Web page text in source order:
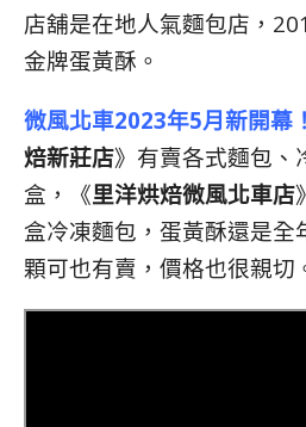
店舖是在地人氣麵包店，
金牌蛋黃酥。
微風北車2023年5月新開幕！
焙新莊店》有賣各式麵包、
盒，《里洋烘焙微風北車店
盒冷凍麵包，蛋黃酥還是全
顆可也有賣，價格也很親切